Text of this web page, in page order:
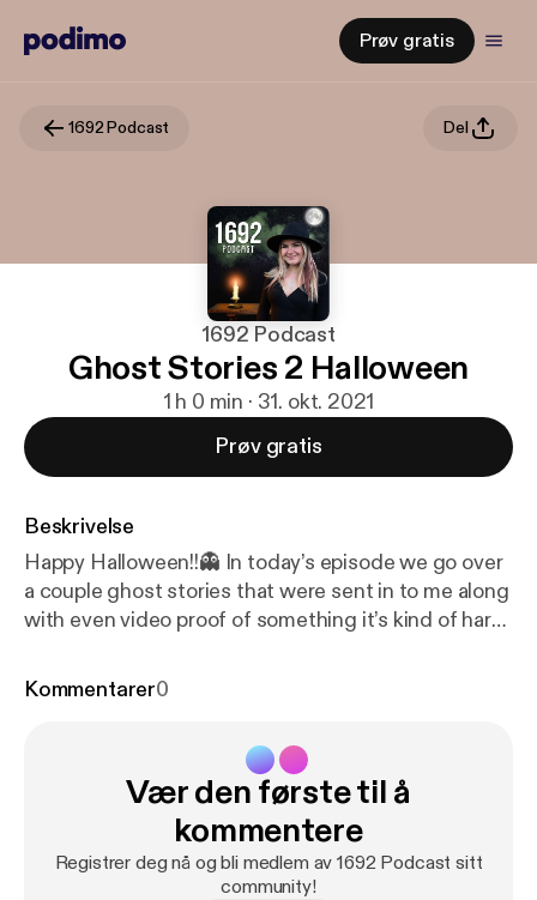
Prøv gratis
1692 Podcast Del
1692 Podcast
Ghost Stories 2 Halloween
1 h 0 min · 31. okt. 2021
Prøv gratis
Beskrivelse
Happy Halloween!!👻 In today’s episode we go over
a couple ghost stories that were sent in to me along
with even video proof of something it’s kind of hard
Hanna (my best wishes) join me while we talk about
warning, I struggle to sleep that night after
recording 😅 Happy All Hallows’ Eve and stay safe!
Kommentarer0
Vær den første til å
kommentere
Registrer deg nå og bli medlem av 1692 Podcast sitt
community!